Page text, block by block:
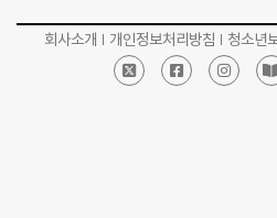
회사소개 개인정보처리방침 청소년